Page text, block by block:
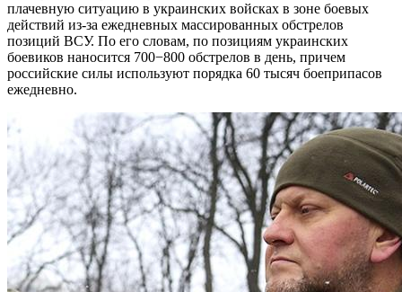
плачевную ситуацию в украинских войсках в зоне боевых
действий из-за ежедневных массированных обстрелов
позиций ВСУ. По его словам, по позициям украинских
боевиков наносится 700−800 обстрелов в день, причем
российские силы используют порядка 60 тысяч боеприпасов
ежедневно.